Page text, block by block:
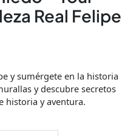
Real Felipe
y sumérgete en la historia
y descubre secretos
historia y aventura.